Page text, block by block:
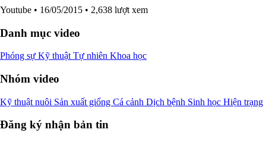
Youtube • 16/05/2015 • 2,638 lượt xem
Danh mục video
Phóng sự Kỹ thuật Tự nhiên Khoa học
Nhóm video
Kỹ thuật nuôi Sản xuất giống Cá cảnh Dịch bệnh Sinh học Hiện trạng
Đăng ký nhận bản tin